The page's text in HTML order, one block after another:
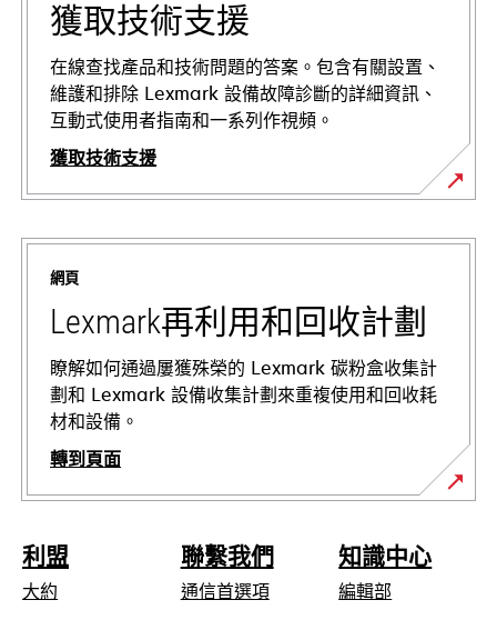
獲取技術支援
在線查找產品和技術問題的答案。包含有關設置、
維護和排除 Lexmark 設備故障診斷的詳細資訊、
互動式使用者指南和一系列作視頻。
獲取技術支援
opens
in
new
tab
網頁
Lexmark再利用和回收計劃
瞭解如何通過屢獲殊榮的 Lexmark 碳粉盒收集計
劃和 Lexmark 設備收集計劃來重複使用和回收耗
材和設備。
轉到頁面
利盟
大約
聯繫我們
通信首選項
知識中心
編輯部